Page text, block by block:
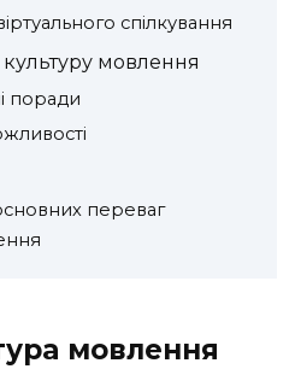
спілкування
мовлення
поради
переваг
мовлення